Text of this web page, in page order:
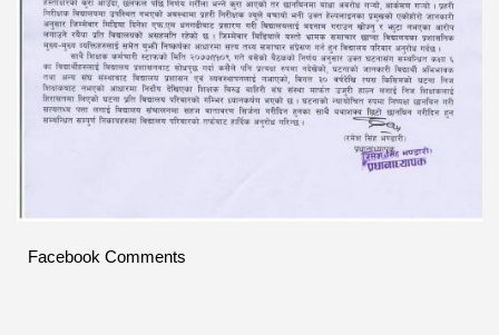
Facebook Comments